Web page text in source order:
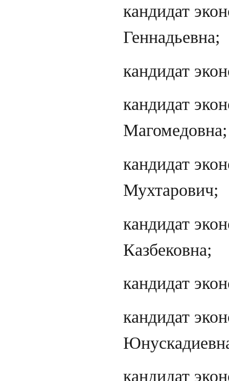
кандидат
Геннадьевна;
кандидат
кандидат
Магомедовна;
кандидат
Мухтарович;
кандидат
Казбековна;
кандидат
кандидат
кандидат